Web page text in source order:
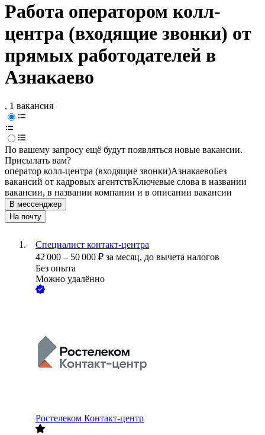
Работа оператором колл-
центра (входящие звонки) от
прямых работодателей в
Азнакаево
, 1 вакансия
По вашему запросу ещё будут появляться новые вакансии.
Присылать вам?
оператор колл-центра (входящие звонки)АзнакаевоБез
вакансий от кадровых агентствКлючевые слова в названии
вакансии, в названии компании и в описании вакансии
В мессенджер
На почту
Специалист контакт-центра
42 000 – 50 000 ₽ за месяц, до вычета налогов
Без опыта
Можно удалённо
Ростелеком Контакт-центр